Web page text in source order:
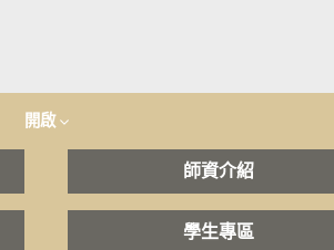
開啟
師資介紹
學生專區